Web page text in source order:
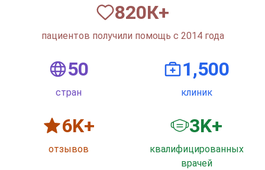
820К+
пациентов получили помощь с 2014 года
50
стран
1,500
клиник
6K+
отзывов
3K+
квалифицированных
врачей